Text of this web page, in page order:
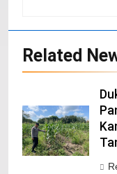
Related
20
21